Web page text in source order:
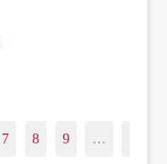
7 8 9 …